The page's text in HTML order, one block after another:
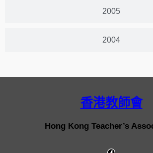
2005
2004
香港教師會
Hong Kong Teacher’s